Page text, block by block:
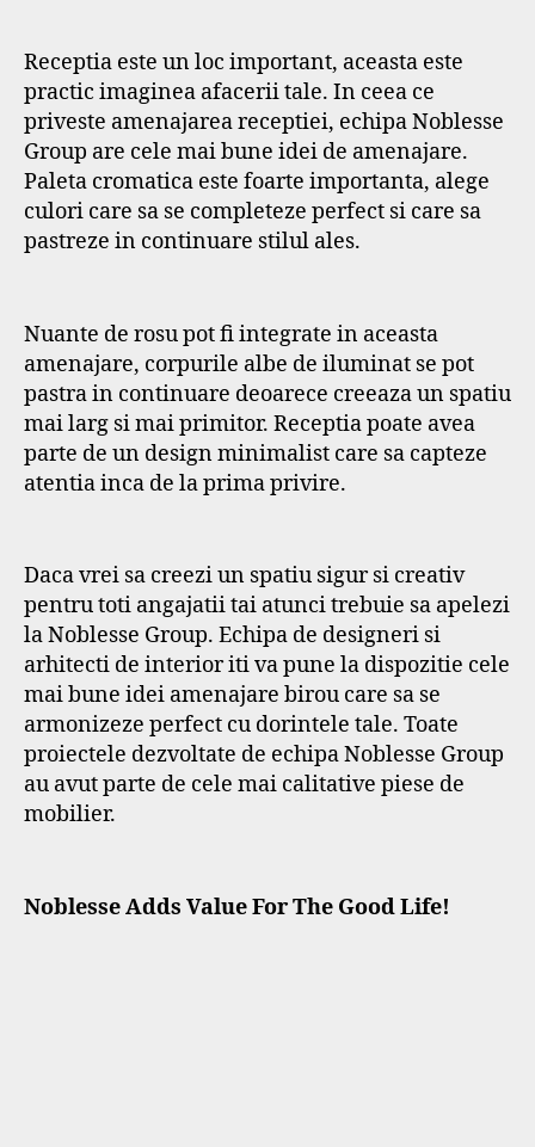
Receptia este un loc important, aceasta este
practic imaginea afacerii tale. In ceea ce
priveste amenajarea receptiei, echipa Noblesse
Group are cele mai bune idei de amenajare.
Paleta cromatica este foarte importanta, alege
culori care sa se completeze perfect si care sa
pastreze in continuare stilul ales.
Nuante de rosu pot fi integrate in aceasta
amenajare, corpurile albe de iluminat se pot
pastra in continuare deoarece creeaza un spatiu
mai larg si mai primitor. Receptia poate avea
parte de un design minimalist care sa capteze
atentia inca de la prima privire.
Daca vrei sa creezi un spatiu sigur si creativ
pentru toti angajatii tai atunci trebuie sa apelezi
la Noblesse Group. Echipa de designeri si
arhitecti de interior iti va pune la dispozitie cele
mai bune idei amenajare birou care sa se
armonizeze perfect cu dorintele tale. Toate
proiectele dezvoltate de echipa Noblesse Group
au avut parte de cele mai calitative piese de
mobilier.
Noblesse Adds Value For The Good Life!